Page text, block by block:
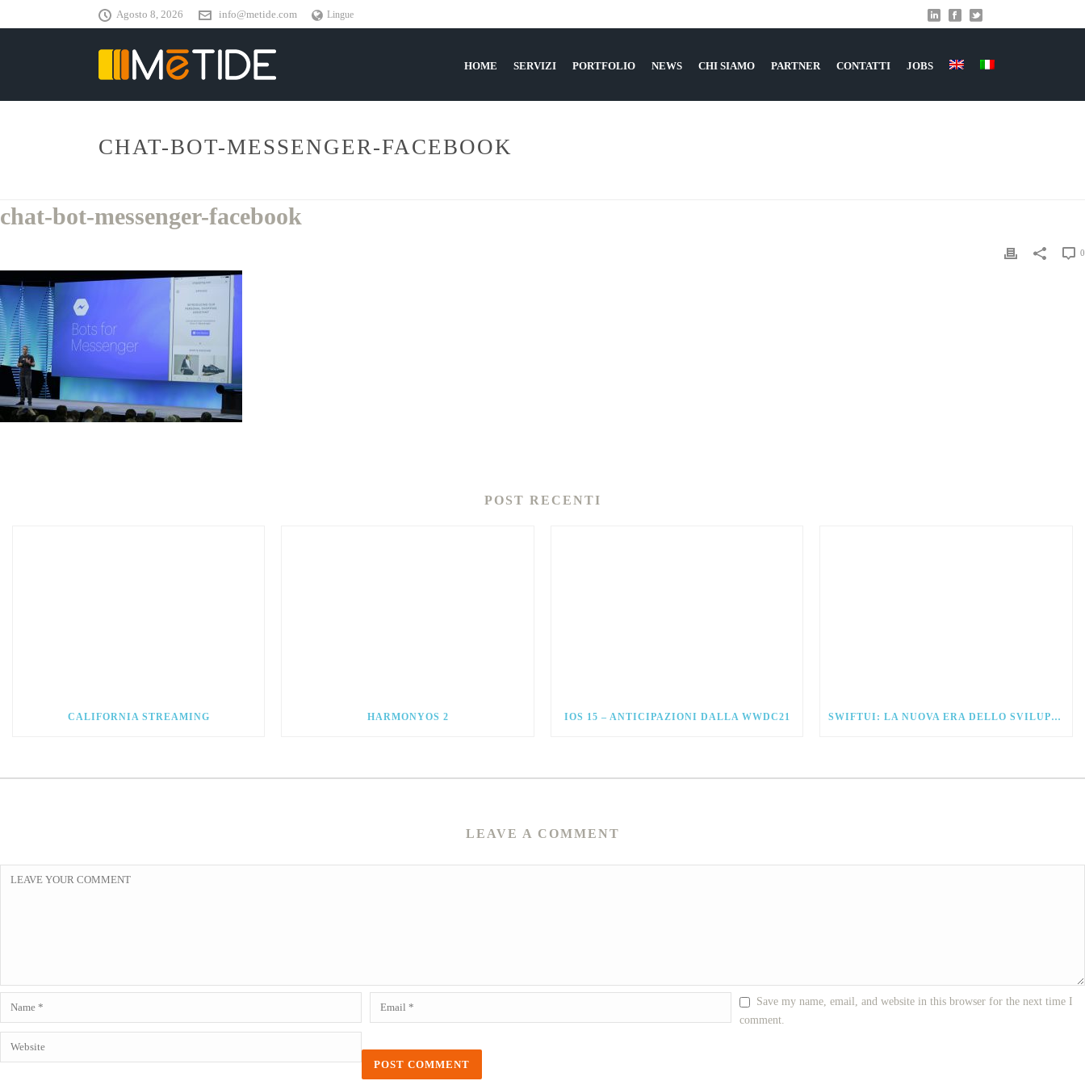
Agosto 8, 2026 info@metide.com Lingue
HOME SERVIZI PORTFOLIO NEWS CHI SIAMO PARTNER CONTATTI JOBS
CHAT-BOT-MESSENGER-FACEBOOK
chat-bot-messenger-facebook
0
POST RECENTI
CALIFORNIA STREAMING HARMONYOS 2 IOS 15 – ANTICIPAZIONI DALLA WWDC21 SWIFTUI: LA NUOVA ERA DELLO SVILUPPO PER IOS.
LEAVE A COMMENT
Save my name, email, and website in this browser for the next time I
comment.